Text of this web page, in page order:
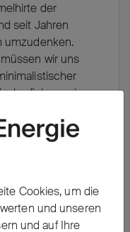
Cookies, um die
und unseren
und auf Ihre
der
seit Jahren
umzudenken.
wir uns
- fiel uns ein,
Soja, eine
Waste
"Käse",
Produkte,
man Tofu,
gibt es
die in käse-
werden